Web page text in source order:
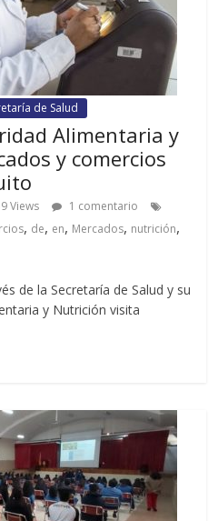
de Salud
Alimentaria y
y comercios
Views
1 comentario
, de, en, Mercados, nutrición,
de la Secretaría de Salud y su
y Nutrición visita